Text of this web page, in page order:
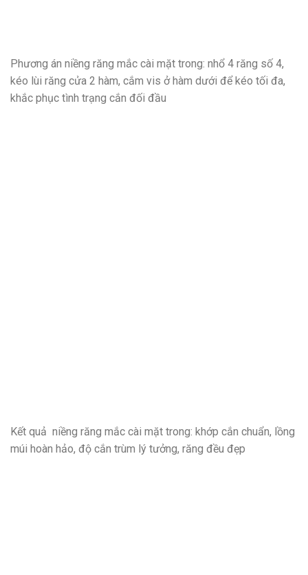
Phương án niềng răng mắc cài mặt trong: nhổ 4 răng số 4,
kéo lùi răng cửa 2 hàm, cắm vis ở hàm dưới để kéo tối đa,
khắc phục tình trạng cắn đối đầu
Kết quả niềng răng mắc cài mặt trong: khớp cắn chuẩn, lồng
múi hoàn hảo, độ cắn trùm lý tưởng, răng đều đẹp